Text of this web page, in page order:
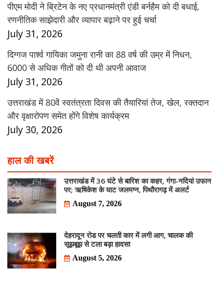
पीएम मोदी ने ब्रिटेन के नए प्रधानमंत्री एंडी बर्नहैम को दी बधाई,
रणनीतिक साझेदारी और व्यापार बढ़ाने पर हुई चर्चा
July 31, 2026
दिग्गज पार्श्व गायिका जमुना रानी का 88 वर्ष की उम्र में निधन,
6000 से अधिक गीतों को दी थी अपनी आवाज
July 31, 2026
उत्तराखंड में 80वें स्वतंत्रता दिवस की तैयारियां तेज, खेल, रक्तदान
और वृक्षारोपण समेत होंगे विशेष कार्यक्रम
July 30, 2026
हाल की खबरें
उत्तराखंड में 36 घंटे से बारिश का कहर, गंगा-नदियां उफान
पर; ऋषिकेश के घाट जलमग्न, पिथौरागढ़ में अलर्ट
August 7, 2026
देहरादून रोड पर चलती कार में लगी आग, चालक की
सूझबूझ से टला बड़ा हादसा
August 5, 2026